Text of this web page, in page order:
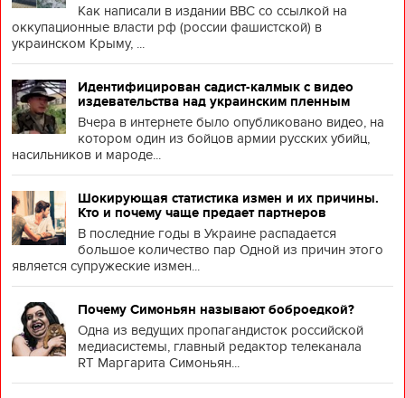
Как написали в издании BBC со ссылкой на
оккупационные власти рф (россии фашистской) в
украинском Крыму, ...
Идентифицирован садист-калмык с видео
издевательства над украинским пленным
Вчера в интернете было опубликовано видео, на
котором один из бойцов армии русских убийц,
насильников и мароде...
Шокирующая статистика измен и их причины.
Кто и почему чаще предает партнеров
В последние годы в Украине распадается
большое количество пар Одной из причин этого
является супружеские измен...
Почему Симоньян называют боброедкой?
Одна из ведущих пропагандисток российской
медиасистемы, главный редактор телеканала
RT Маргарита Симоньян...